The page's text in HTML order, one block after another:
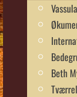
Beth